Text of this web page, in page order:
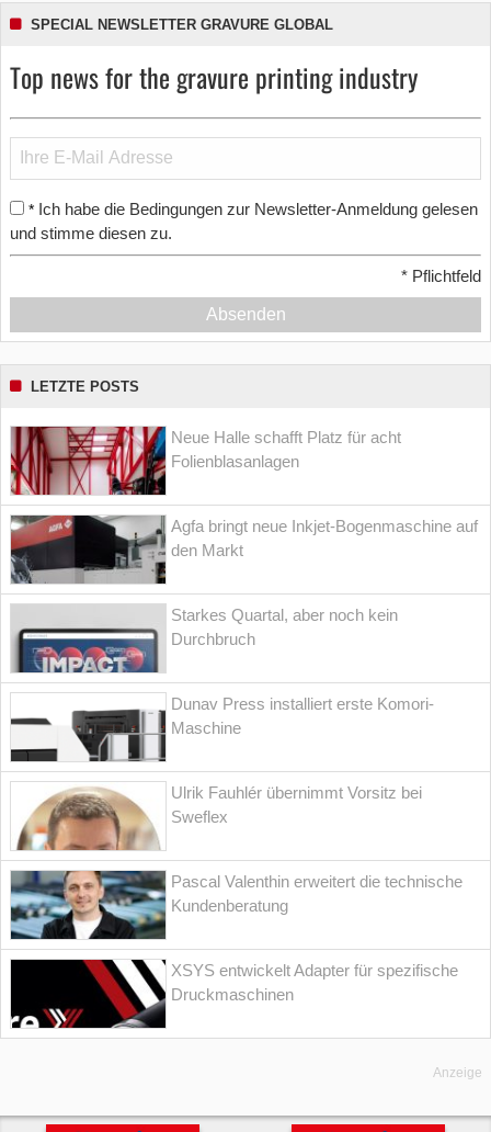
SPECIAL NEWSLETTER GRAVURE GLOBAL
Top news for the gravure printing industry
* Ich habe die Bedingungen zur Newsletter-Anmeldung gelesen
und stimme diesen zu.
* Pflichtfeld
Absenden
LETZTE POSTS
Neue Halle schafft Platz für acht
Folienblasanlagen
Agfa bringt neue Inkjet-Bogenmaschine auf
den Markt
Starkes Quartal, aber noch kein
Durchbruch
Dunav Press installiert erste Komori-
Maschine
Ulrik Fauhlér übernimmt Vorsitz bei
Sweflex
Pascal Valenthin erweitert die technische
Kundenberatung
XSYS entwickelt Adapter für spezifische
Druckmaschinen
Anzeige